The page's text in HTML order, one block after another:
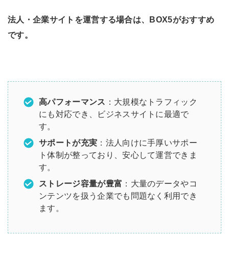
法人・企業サイトを運営する場合は、BOX5がおすすめ
です。
高パフォーマンス ：大規模なトラフィック
にも対応でき、ビジネスサイトに最適で
す。
サポートが充実 ：法人向けに手厚いサポー
ト体制が整っており、安心して運営できま
す。
ストレージ容量が豊富 ：大量のデータやコ
ンテンツを扱う企業でも問題なく利用でき
ます。